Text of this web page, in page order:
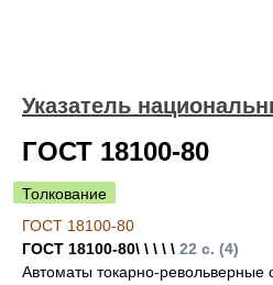
Указатель
ГОСТ 18100-80
Толкование
ГОСТ 18100-80
ГОСТ 18100-80\ \ \ \ \ 22 с. (4)
Автоматы токарно-